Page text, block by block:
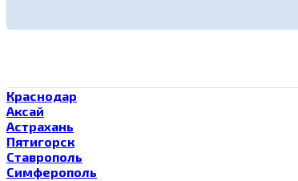
Краснодар
Аксай
Астрахань
Пятигорск
Ставрополь
Симферополь